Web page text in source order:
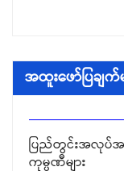
အထူးဖော်ပြချက်မ
တင်ဒါခေါ်ယူခြင်း
ပြည်တွင်းအလုပ်အ
ကုမ္ပဏီများ